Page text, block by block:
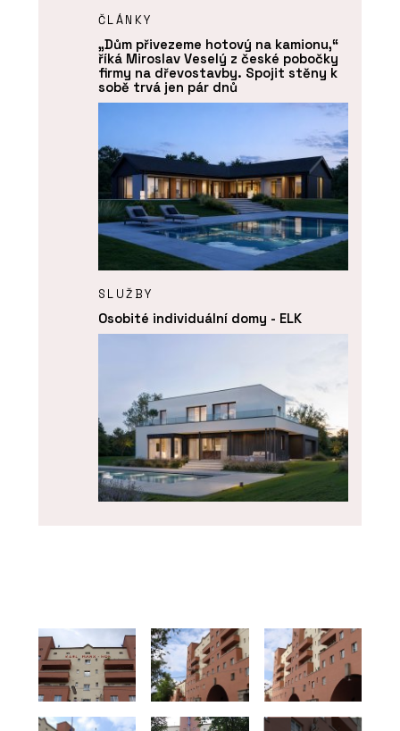
ČLÁNKY
„Dům přivezeme hotový na kamionu,“
říká Miroslav Veselý z české pobočky
firmy na dřevostavby. Spojit stěny k
sobě trvá jen pár dnů
SLUŽBY
Osobité individuální domy - ELK